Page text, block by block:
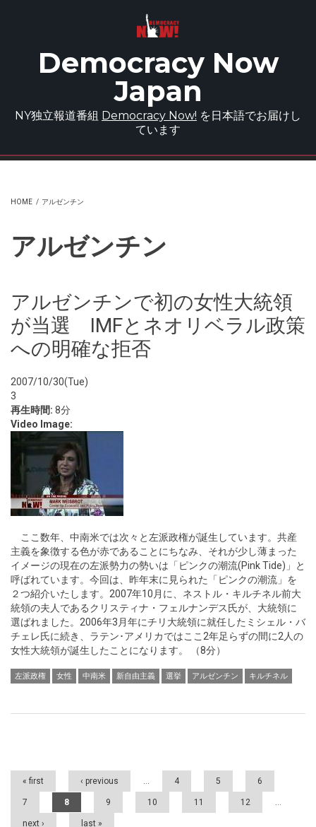
Democracy Now
Japan
NY独立報道番組 Democracy Now! を日本語でお届けし
ています
HOME / アルゼンチン
アルゼンチン
アルゼンチンで初の女性大統領
が当選 IMFとネオリベラル政策
への明確な拒否
2007/10/30(Tue)
3
再生時間: 8分
Video Image:
ここ数年、中南米では次々と左派政権が誕生しています。共産
主義を象徴する色が赤であることにちなみ、それが少し薄まった
イメージの現在の左派勢力の勢いは「ピンクの潮流(Pink Tide)」と
呼ばれています。今回は、昨年末に見られた「ピンクの潮流」を
２つ紹介いたします。2007年10月に、ネストル・キルチネル前大
統領の夫人であるクリスティナ・フェルナンデス氏が、大統領に
選ばれました。2006年3月年にチリ大統領に就任したミシェル・バ
チェレ氏に続き、ラテン･アメリカではここ2年足らずの間に2人の
女性大統領が誕生したことになります。 （8分）
左派政権 女性 中南米 新自由主義 選挙 アルゼンチン キルチネル
Pages
« first ‹ previous … 4 5 6
7 8 9 10 11 12 …
next › last »